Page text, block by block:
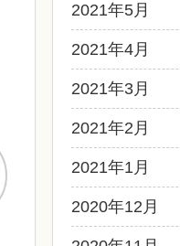
2021年5月
2021年4月
2021年3月
2021年2月
2021年1月
2020年12月